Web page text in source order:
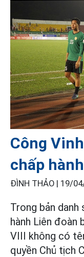
Công
chấp
ĐÌNH THẢO | 19/
Trong bản danh
hành Liên đoàn
VIII không có
quyền Chủ tịch